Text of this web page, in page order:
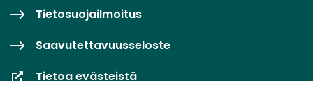
Tietosuojailmoitus
Saavutettavuusseloste
Tietoa evästeistä